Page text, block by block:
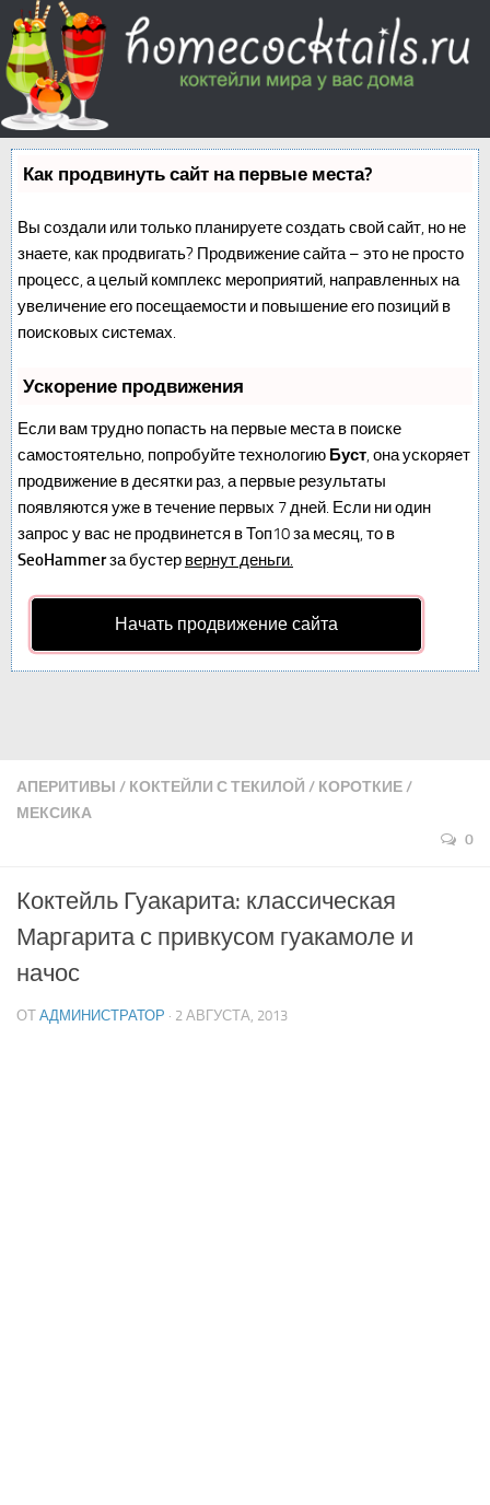
Как продвинуть сайт на первые места?
Вы создали или только планируете создать свой сайт, но не
знаете, как продвигать? Продвижение сайта – это не просто
процесс, а целый комплекс мероприятий, направленных на
увеличение его посещаемости и повышение его позиций в
поисковых системах.
Ускорение продвижения
Если вам трудно попасть на первые места в поиске
самостоятельно, попробуйте технологию Буст, она ускоряет
продвижение в десятки раз, а первые результаты
появляются уже в течение первых 7 дней. Если ни один
запрос у вас не продвинется в Топ10 за месяц, то в
SeoHammerза бустер вернут деньги.
Начать продвижение сайта
АПЕРИТИВЫ / КОКТЕЙЛИ С ТЕКИЛОЙ / КОРОТКИЕ/
МЕКСИКА
0
Коктейль Гуакарита: классическая
Маргарита с привкусом гуакамоле и
начос
ОТ АДМИНИСТРАТОР · 2 АВГУСТА, 2013